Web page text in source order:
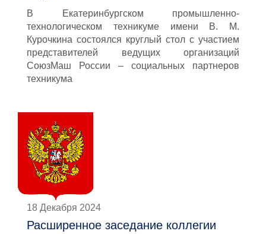
В Екатеринбургском промышленно-
технологическом техникуме имени В. М.
Курочкина состоялся круглый стол с участием
представителей ведущих организаций
СоюзМаш России – социальных партнеров
техникума
18 Декабря 2024
Расширенное заседание коллегии